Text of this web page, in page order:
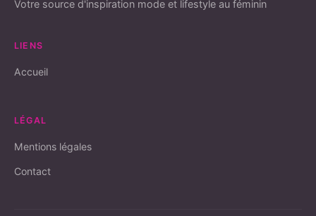
Votre source d'inspiration mode et lifestyle au féminin
LIENS
Accueil
LÉGAL
Mentions légales
Contact